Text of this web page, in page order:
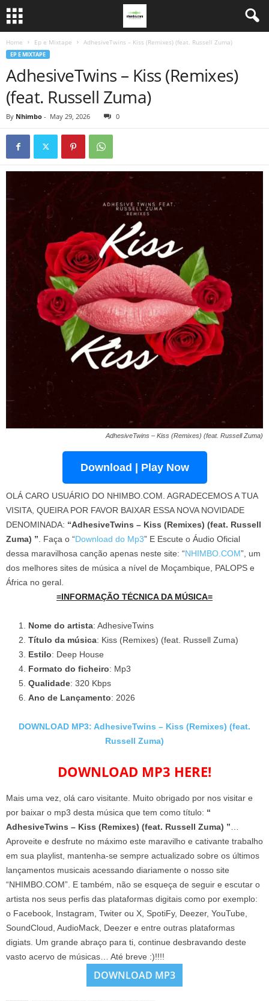
Home Ep e Mixtape AdhesiveTwins – Kiss (Remixes) (feat. Russell Zuma)
EP E MIXTAPE
AdhesiveTwins – Kiss (Remixes)
(feat. Russell Zuma)
By Nhimbo - May 29, 2026 0
AdhesiveTwins – Kiss (Remixes) (feat. Russell Zuma)
Download | Play Now
OLÁ CARO USUÁRIO DO NHIMBO.COM. AGRADECEMOS A TUA
VISITA, QUEIRA POR FAVOR BAIXAR ESSA NOVA NOVIDADE
DENOMINADA: “AdhesiveTwins – Kiss (Remixes) (feat. Russell
Zuma) ” . Faça o “Download do Mp3” E Escute o Áudio Oficial
dessa maravilhosa canção apenas neste site: “NHIMBO.COM”, um
dos melhores sites de música a nível de Moçambique, PALOPS e
África no geral.
=INFORMAÇÃO TÉCNICA DA MÚSICA=
Nome do artista: AdhesiveTwins
Título da música: Kiss (Remixes) (feat. Russell Zuma)
Estilo: Deep House
Formato do ficheiro: Mp3
Qualidade: 320 Kbps
Ano de Lançamento: 2026
DOWNLOAD MP3: AdhesiveTwins – Kiss (Remixes) (feat.
Russell Zuma)
DOWNLOAD MP3 HERE!
Mais uma vez, olá caro visitante. Muito obrigado por nos visitar e
por baixar o mp3 desta música que tem como título: “
AdhesiveTwins – Kiss (Remixes) (feat. Russell Zuma) ”
Aproveite e desfrute no máximo este maravilho e cativante trabalho
em sua playlist, mantenha-se sempre actualizado sobre os últimos
lançamentos musicais acessando diariamente o nosso site
“NHIMBO.COM”. E também, não se esqueça de seguir e escutar o
artista nos seus perfis das plataformas digitais como por exemplo:
o Facebook, Instagram, Twiter ou X, SpotiFy, Deezer, YouTube,
SoundCloud, AudioMack, Deezer e entre outras plataformas
digiats. Um grande abraço para ti, continue desbravando deste
vasto acervo de músicas… Até breve :)!!!!
DOWNLOAD MP3